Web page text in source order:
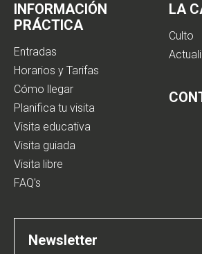
INFORMACIÓN
PRÁCTICA
Entradas
Horarios y Tarifas
Cómo llegar
Planifica tu visita
Visita educativa
Visita guiada
Visita libre
FAQ's
LA
Culto
Newsletter